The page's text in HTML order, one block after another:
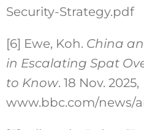
Security-Strategy.pdf
[6] Ewe, Koh. China
in Escalating Spat
to Know. 18 Nov. 2025,
www.bbc.com/news/